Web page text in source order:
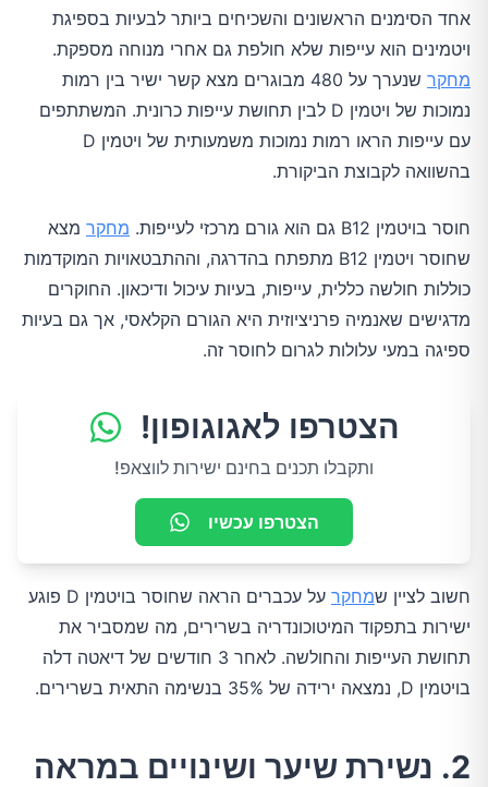
אחד הסימנים הראשונים והשכיחים ביותר לבעיות בספיגת
ויטמינים הוא עייפות שלא חולפת גם אחרי מנוחה מספקת.
מחקר
שנערך על 480 מבוגרים מצא קשר ישיר בין רמות
נמוכות של ויטמין D לבין תחושת עייפות כרונית. המשתתפים
עם עייפות הראו רמות נמוכות משמעותית של ויטמין D
בהשוואה לקבוצת הביקורת.
חוסר בויטמין B12 גם הוא גורם מרכזי לעייפות. מחקר מצא
שחוסר ויטמין B12 מתפתח בהדרגה, וההתבטאויות המוקדמות
כוללות חולשה כללית, עייפות, בעיות עיכול ודיכאון. החוקרים
מדגישים שאנמיה פרניציוזית היא הגורם הקלאסי, אך גם בעיות
ספיגה במעי עלולות לגרום לחוסר זה.
הצטרפו לאגוגופון!
ותקבלו תכנים בחינם ישירות לווצאפ!
הצטרפו עכשיו
חשוב לציין שמחקר
על עכברים הראה שחוסר בויטמין D פוגע
ישירות בתפקוד המיטוכונדריה בשרירים, מה שמסביר את
תחושת העייפות והחולשה. לאחר 3 חודשים של דיאטה דלה
בויטמין D, נמצאה ירידה של 35% בנשימה התאית בשרירים.
2. נשירת שיער ושינויים במראה